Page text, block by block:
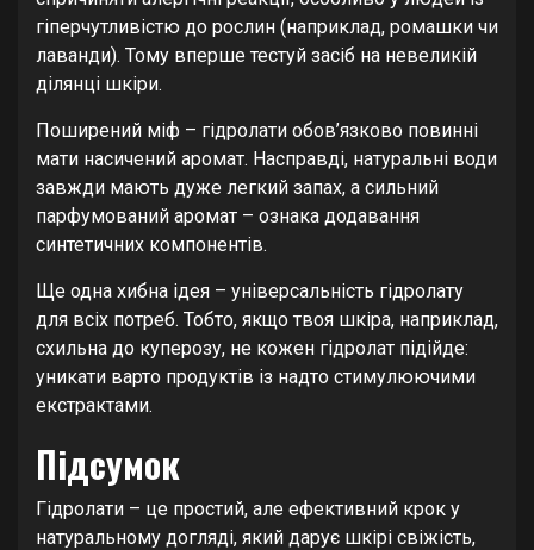
гіперчутливістю до рослин (наприклад, ромашки чи
лаванди). Тому вперше тестуй засіб на невеликій
ділянці шкіри.
Поширений міф – гідролати обов’язково повинні
мати насичений аромат. Насправді, натуральні води
завжди мають дуже легкий запах, а сильний
парфумований аромат – ознака додавання
синтетичних компонентів.
Ще одна хибна ідея – універсальність гідролату
для всіх потреб. Тобто, якщо твоя шкіра, наприклад,
схильна до куперозу, не кожен гідролат підійде:
уникати варто продуктів із надто стимулюючими
екстрактами.
Підсумок
Гідролати – це простий, але ефективний крок у
натуральному догляді, який дарує шкірі свіжість,